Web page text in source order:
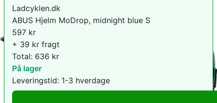
Ladcyklen.dk
ABUS Hjelm MoDrop, midnight blue S
597 kr
+ 39 kr fragt
Total: 636 kr
På lager
Leveringstid: 1-3 hverdage